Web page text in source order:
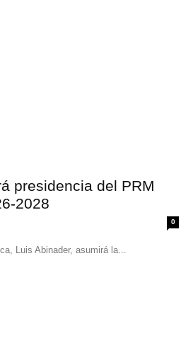
presidencia del PRM
2028
0
Luis Abinader, asumirá la...